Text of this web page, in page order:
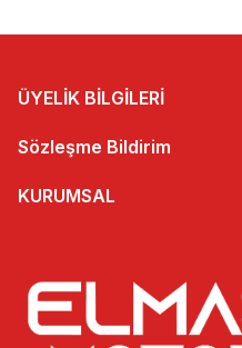
ÜYELİK BİLGİLERİ
Sözleşme Bildirim
KURUMSAL